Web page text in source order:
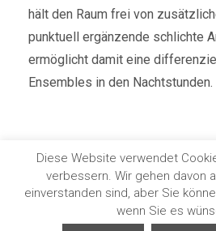
hält den Raum frei von
punktuell ergänzende schlichte
ermöglicht damit eine
Ensembles in den Nachtstunden.
COPYRIGHT © 2022. HOLL | WIEDEN |
DATENSCHUTZERKLÄRUNG|
Diese Website verwendet
verbessern. Wir gehen davon
einverstanden sind, aber Sie
wenn Sie es